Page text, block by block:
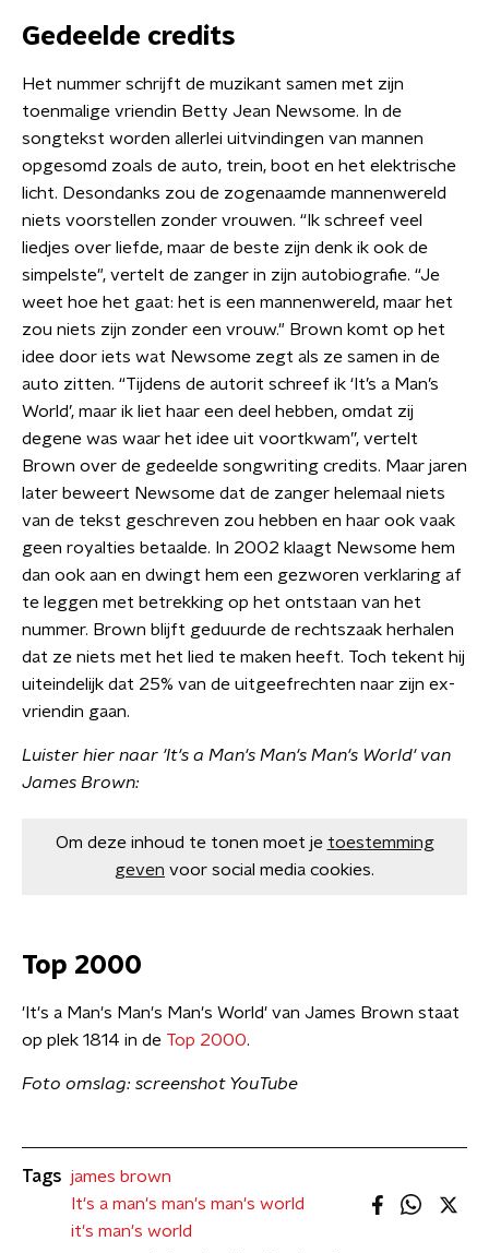
Gedeelde credits
Het nummer schrijft de muzikant samen met zijn
toenmalige vriendin Betty Jean Newsome. In de
songtekst worden allerlei uitvindingen van mannen
opgesomd zoals de auto, trein, boot en het elektrische
licht. Desondanks zou de zogenaamde mannenwereld
niets voorstellen zonder vrouwen. “Ik schreef veel
liedjes over liefde, maar de beste zijn denk ik ook de
simpelste", vertelt de zanger in zijn autobiografie. “Je
weet hoe het gaat: het is een mannenwereld, maar het
zou niets zijn zonder een vrouw." Brown komt op het
idee door iets wat Newsome zegt als ze samen in de
auto zitten. “Tijdens de autorit schreef ik ‘It’s a Man’s
World’, maar ik liet haar een deel hebben, omdat zij
degene was waar het idee uit voortkwam”, vertelt
Brown over de gedeelde songwriting credits. Maar jaren
later beweert Newsome dat de zanger helemaal niets
van de tekst geschreven zou hebben en haar ook vaak
geen royalties betaalde. In 2002 klaagt Newsome hem
dan ook aan en dwingt hem een gezworen verklaring af
te leggen met betrekking op het ontstaan van het
nummer. Brown blijft geduurde de rechtszaak herhalen
dat ze niets met het lied te maken heeft. Toch tekent hij
uiteindelijk dat 25% van de uitgeefrechten naar zijn ex-
vriendin gaan.
Luister hier naar 'It's a Man's Man's Man's World' van
James Brown:
Om deze inhoud te tonen moet je toestemming
geven voor social media cookies.
Top 2000
'It's a Man's Man's Man's World' van James Brown staat
op plek 1814 in de Top 2000.
Foto omslag: screenshot YouTube
Tags james brown
It's a man's man's man's world
it's man's world